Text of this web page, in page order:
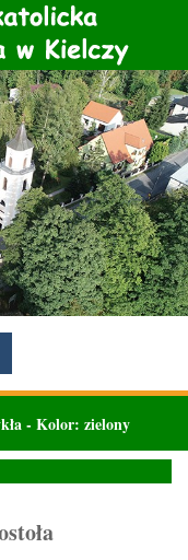
- Kolor: zielony